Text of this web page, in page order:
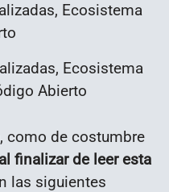
Ecosistema
Abierto
como de costumbre
al finalizar de leer esta
las siguientes